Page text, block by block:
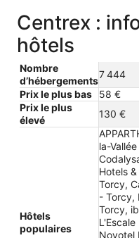
Centrex :
hôtels
Nombre
d’hébergements
7 444
Prix le plus bas
58 €
Prix le plus
élevé
130 €
Hôtels
populaires
la-
Hotels
Torcy,
- Torcy,
Torcy,
Novotel